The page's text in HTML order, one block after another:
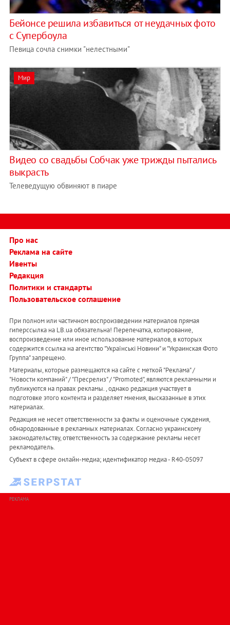
Бейонсе решила избавиться от неудачных фото
с Супербоула
Певица сочла снимки "нелестными"
Мир
Видео со свадьбы Собчак уже трижды пытались
выкрасть
Телеведущую обвиняют в пиаре
Про нас
Реклама на сайте
Ивенты
Редакция
Политики и стандарты
Пользовательское соглашение
При полном или частичном воспроизведении материалов прямая
гиперссылка на LB.ua обязательна! Перепечатка, копирование,
воспроизведение или иное использование материалов, в которых
содержится ссылка на агентство "Українськi Новини" и "Украинская Фото
Группа" запрещено.
Материалы, которые размещаются на сайте с меткой "Реклама" /
"Новости компаний" / "Пресрелиз" / "Promoted", являются рекламными и
публикуются на правах рекламы. , однако редакция участвует в
подготовке этого контента и разделяет мнения, высказанные в этих
материалах.
Редакция не несет ответственности за факты и оценочные суждения,
обнародованные в рекламных материалах. Согласно украинскому
законодательству, ответственность за содержание рекламы несет
рекламодатель.
Субъект в сфере онлайн-медиа; идентификатор медиа - R40-05097
РЕКЛАМА